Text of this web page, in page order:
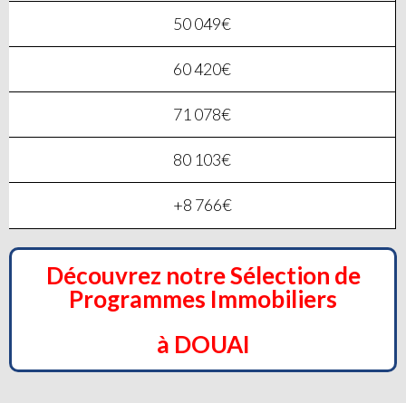
50 049€
60 420€
71 078€
80 103€
+8 766€
Découvrez notre Sélection de
Programmes Immobiliers
à DOUAI